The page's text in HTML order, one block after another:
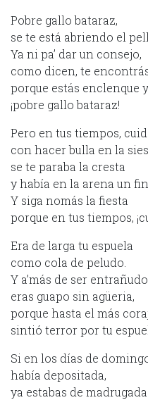
Pobre gallo bataraz,
se te está abriendo el
Ya ni pa’ dar un consejo,
como dicen, te
porque estás enclenque
¡pobre gallo bataraz!
Pero en tus tiempos,
con hacer bulla en la
se te paraba la cresta
y había en la arena un
Y siga nomás la fiesta
porque en tus tiempos,
Era de larga tu espuela
como cola de peludo.
Y a’más de ser entrañudo
eras guapo sin agüeria,
porque hasta el más
sintió terror por tu
Si en los días de
había depositada,
ya estabas de madrugada